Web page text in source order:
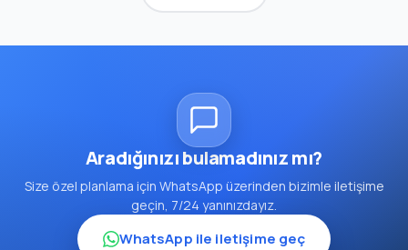
Aradığınızı bulamadınız mı?
Size özel planlama için WhatsApp üzerinden bizimle iletişime
geçin, 7/24 yanınızdayız.
WhatsApp ile iletişime geç